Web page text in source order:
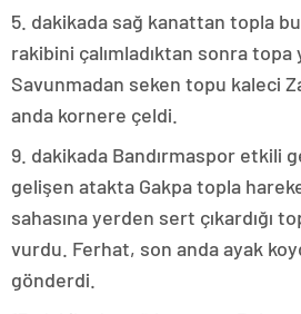
5. dakikada sağ kanattan topla
rakibini çalımladıktan sonra
Savunmadan seken topu kaleci
anda kornere çeldi.
9. dakikada Bandırmaspor etkili
gelişen atakta Gakpa topla
sahasına yerden sert çıkardığı
vurdu. Ferhat, son anda ayak
gönderdi.